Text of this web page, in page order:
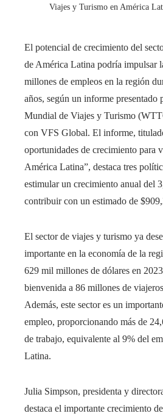
Viajes y Turismo en América
El potencial de crecimiento del
de América Latina podría impulsar
millones de empleos en la región
años, según un informe presentado
Mundial de Viajes y Turismo
con VFS Global. El informe,
oportunidades de crecimiento para
América Latina”, destaca tres
estimular un crecimiento anual del
contribuir con un estimado de
El sector de viajes y turismo ya
importante en la economía de la
629 mil millones de dólares en
bienvenida a 86 millones de
Además, este sector es un
empleo, proporcionando más de
de trabajo, equivalente al 9% del
Latina.
Julia Simpson, presidenta y
destaca el importante crecimiento